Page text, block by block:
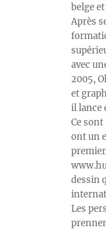
belge
Après
avec
2005,
et
il lance
Ce
ont un
dessin
Les